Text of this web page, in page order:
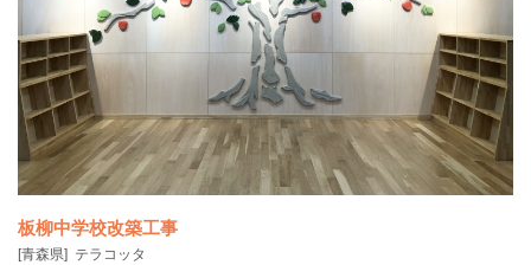
実りの季節の生命力は 清流から溢れ出るかのごとく勢いを増し 人々の
心と共にふるさ
板柳中学校改築工事
[青森県] テラコッタ